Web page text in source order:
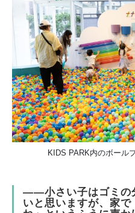
KIDS PARK内のボール
――小さい子はゴミの
いと思いますが、家